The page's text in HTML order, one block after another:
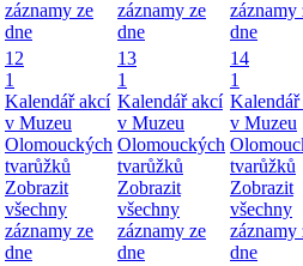
záznamy ze
dne
záznamy ze
dne
záznamy
dne
12
1
Kalendář akcí
v Muzeu
Olomouckých
tvarůžků
Zobrazit
všechny
záznamy ze
dne
13
1
Kalendář akcí
v Muzeu
Olomouckých
tvarůžků
Zobrazit
všechny
záznamy ze
dne
14
1
v Muzeu
tvarůžků
Zobrazit
všechny
záznamy
dne